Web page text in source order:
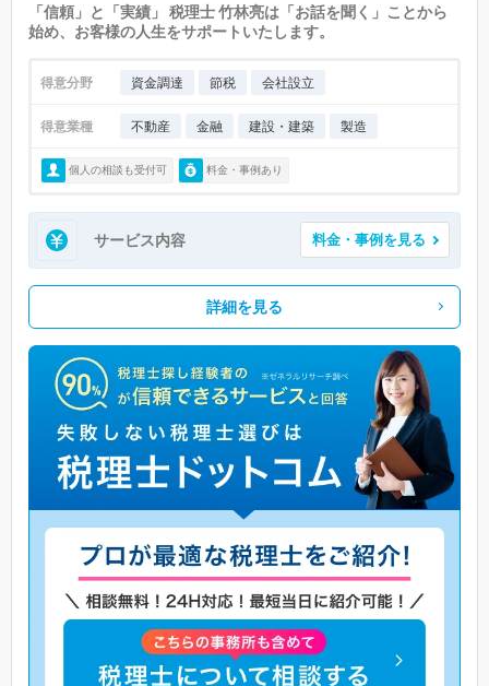
「信頼」と「実績」 税理士 竹林亮は「お話を聞く」ことから
始め、お客様の人生をサポートいたします。
得意分野 資金調達 節税 会社設立
得意業種 不動産 金融 建設・建築 製造
個人の相談も受付可 料金・事例あり
サービス内容 料金・事例を見る
詳細を見る